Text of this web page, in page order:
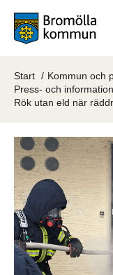
Start
Kommun och
Press- och
Rök utan eld när